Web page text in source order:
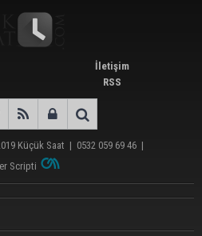
İletişim
RSS
Küçük Saat | 0532 059 69 46 |
Scripti